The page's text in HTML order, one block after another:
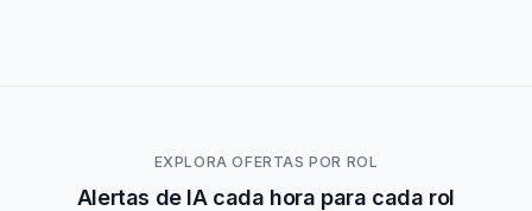
EXPLORA OFERTAS POR ROL
Alertas de IA cada hora para cada rol